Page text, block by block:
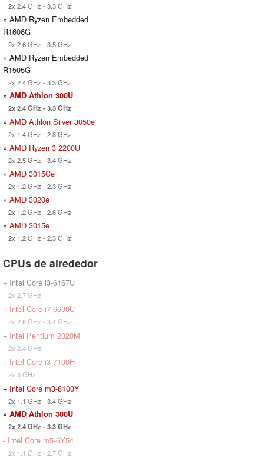
2x 2.4 GHz - 3.3 GHz
» AMD Ryzen Embedded
R1606G
2x 2.6 GHz - 3.5 GHz
» AMD Ryzen Embedded
R1505G
2x 2.4 GHz - 3.3 GHz
» AMD Athlon 300U
2x 2.4 GHz - 3.3 GHz
» AMD Athlon Silver 3050e
2x 1.4 GHz - 2.8 GHz
» AMD Ryzen 3 2200U
2x 2.5 GHz - 3.4 GHz
» AMD 3015Ce
2x 1.2 GHz - 2.3 GHz
» AMD 3020e
2x 1.2 GHz - 2.6 GHz
» AMD 3015e
2x 1.2 GHz - 2.3 GHz
CPUs de alrededor
+ Intel Core i3-6167U
2x 2.7 GHz
+ Intel Core i7-6600U
2x 2.6 GHz - 3.4 GHz
+ Intel Pentium 2020M
2x 2.4 GHz
+ Intel Core i3-7100H
2x 3 GHz
+ Intel Core m3-8100Y
2x 1.1 GHz - 3.4 GHz
» AMD Athlon 300U
2x 2.4 GHz - 3.3 GHz
- Intel Core m5-6Y54
2x 1.1 GHz - 2.7 GHz